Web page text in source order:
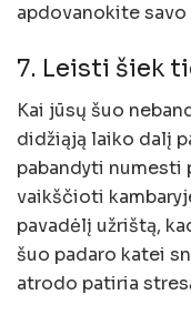
apdovanokite
7. Leisti šiek
Kai jūsų šuo
didžiąją laiko dalį
pabandyti numesti
vaikščioti
pavadėlį užrištą,
šuo padaro katei
atrodo patiria